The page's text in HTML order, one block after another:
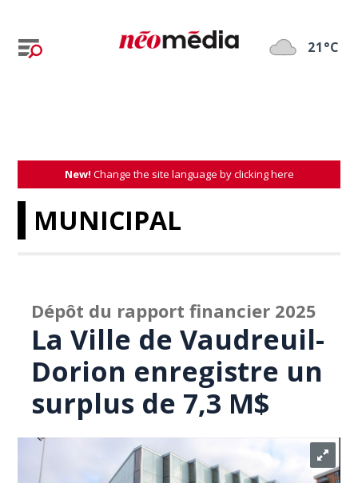
21°C
New! Change the site language by clicking here
MUNICIPAL
Dépôt du rapport financier 2025
La Ville de Vaudreuil-
Dorion enregistre un
surplus de 7,3 M$